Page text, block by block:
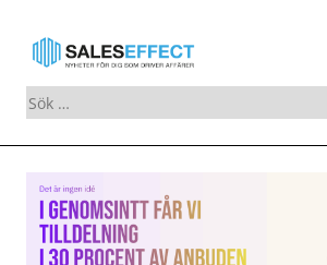
Sök
efter:
Skip
to
content